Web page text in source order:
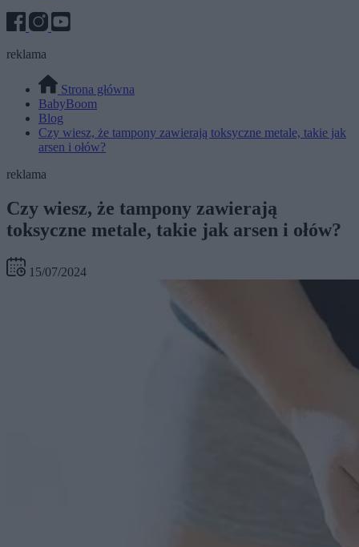
reklama
Strona główna
BabyBoom
Blog
Czy wiesz, że tampony zawierają toksyczne metale, takie jak
arsen i ołów?
reklama
Czy wiesz, że tampony zawierają
toksyczne metale, takie jak arsen i ołów?
15/07/2024